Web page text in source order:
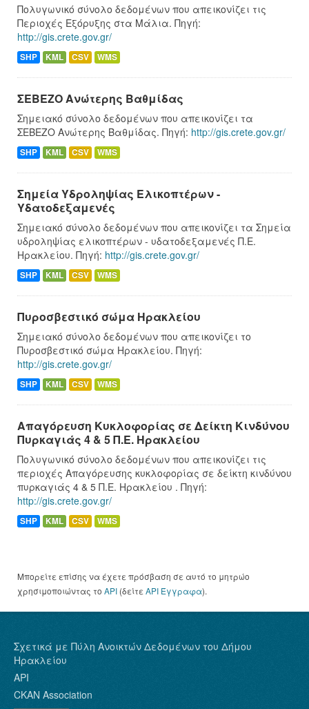
Πολυγωνικό σύνολο δεδομένων που απεικονίζει τις
Περιοχές Εξόρυξης στα Μάλια. Πηγή:
http://gis.crete.gov.gr/
SHP KML CSV WMS
ΣΕΒΕΖΟ Ανώτερης Βαθμίδας
Σημειακό σύνολο δεδομένων που απεικονίζει τα
ΣΕΒΕΖΟ Ανώτερης Βαθμίδας. Πηγή: http://gis.crete.gov.gr/
SHP KML CSV WMS
Σημεία Υδροληψίας Ελικοπτέρων -
Υδατοδεξαμενές
Σημειακό σύνολο δεδομένων που απεικονίζει τα Σημεία
υδροληψίας ελικοπτέρων - υδατοδεξαμενές Π.Ε.
Ηρακλείου. Πηγή: http://gis.crete.gov.gr/
SHP KML CSV WMS
Πυροσβεστικό σώμα Ηρακλείου
Σημειακό σύνολο δεδομένων που απεικονίζει το
Πυροσβεστικό σώμα Ηρακλείου. Πηγή:
http://gis.crete.gov.gr/
SHP KML CSV WMS
Απαγόρευση Κυκλοφορίας σε Δείκτη Κινδύνου
Πυρκαγιάς 4 & 5 Π.Ε. Ηρακλείου
Πολυγωνικό σύνολο δεδομένων που απεικονίζει τις
περιοχές Απαγόρευσης κυκλοφορίας σε δείκτη κινδύνου
πυρκαγιάς 4 & 5 Π.Ε. Ηρακλείου . Πηγή:
http://gis.crete.gov.gr/
SHP KML CSV WMS
Μπορείτε επίσης να έχετε πρόσβαση σε αυτό το μητρώο
χρησιμοποιώντας το API (δείτε API Έγγραφα).
Σχετικά με Πύλη Ανοικτών Δεδομένων του Δήμου
Ηρακλείου
API
CKAN Association